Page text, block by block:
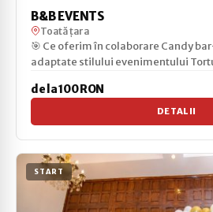
B&B EVENTS
Toată țara
🎯 Ce oferim în colaborare Candy
adaptate stilului evenimentului
de la 100 RON
DETALII
START